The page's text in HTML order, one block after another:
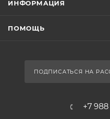
ИНФОРМАЦИЯ
ПОМОЩЬ
ПОДПИСАТЬСЯ НА
+7